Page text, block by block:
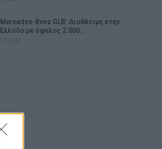
Mercedes-Benz GLB: Διαθέσιμη στην
Ελλάδα με όφελος 2.000…